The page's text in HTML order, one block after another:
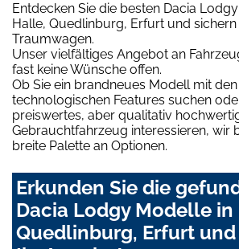
Entdecken Sie die besten Dacia
Halle, Quedlinburg, Erfurt und sichern
Traumwagen.
Unser vielfältiges Angebot an
fast keine Wünsche offen.
Ob Sie ein brandneues Modell mit
technologischen Features suchen
preiswertes, aber qualitativ
Gebrauchtfahrzeug interessieren, wir
breite Palette an Optionen.
Erkunden Sie die
Dacia Lodgy Modelle in
Quedlinburg, Erfurt